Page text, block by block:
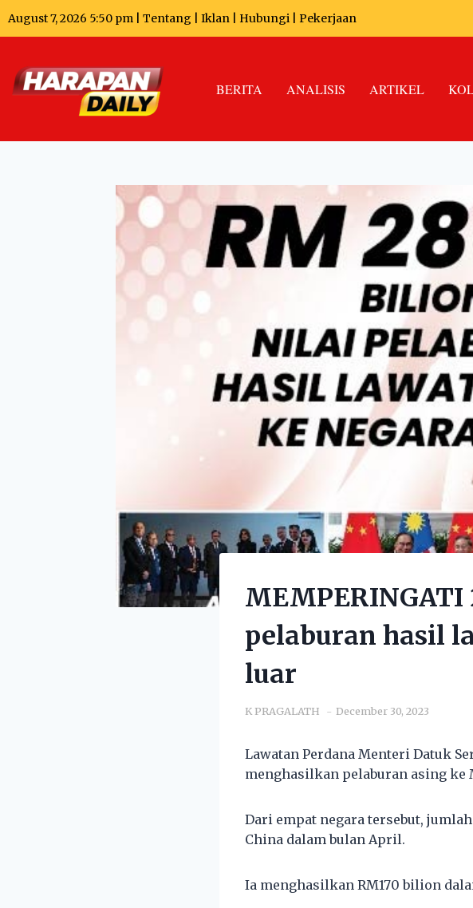
August 7, 2026 5:50 pm | Tentang Iklan Hubungi Pekerjaan
BERITA ANALISIS ARTIKEL
pelaburan hasil
luar
K PRAGALATH December 30, 2023
Lawatan Perdana Menteri Datuk
menghasilkan pelaburan asing ke
Dari empat negara tersebut,
China dalam bulan April.
Ia menghasilkan RM170 bilion